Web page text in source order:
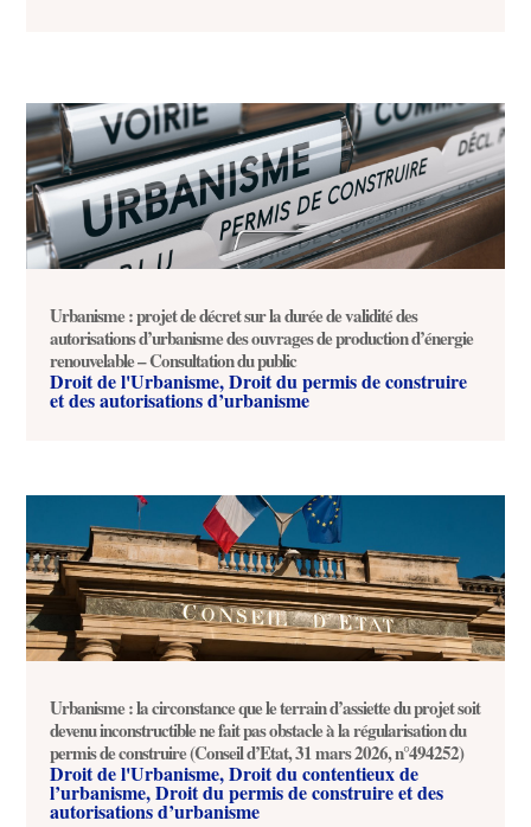
Urbanisme : projet de décret sur la durée de validité des
autorisations d’urbanisme des ouvrages de production d’énergie
renouvelable – Consultation du public
Droit de l'Urbanisme,Droit du permis de construire
et des autorisations d’urbanisme
Urbanisme : la circonstance que le terrain d’assiette du projet soit
devenu inconstructible ne fait pas obstacle à la régularisation du
permis de construire (Conseil d’Etat, 31 mars 2026, n°494252)
Droit de l'Urbanisme,Droit du contentieux de
l’urbanisme,Droit du permis de construire et des
autorisations d’urbanisme